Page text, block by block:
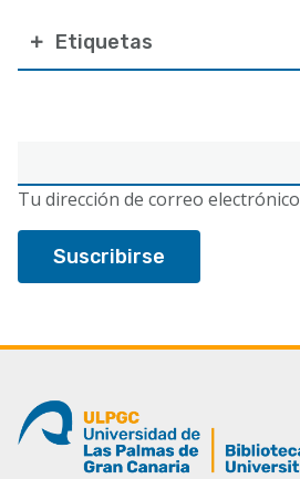
electrónico
Tu dirección de correo electrónico
Etiquetas